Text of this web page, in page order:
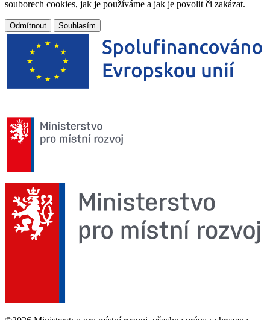
souborech cookies, jak je používáme a jak je povolit či zakázat.
Odmítnout Souhlasím